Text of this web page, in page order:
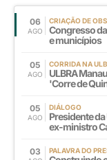
06
AGO
CRIAÇÃO DE
Congresso
e municípios
05
AGO
CORRIDA NA
ULBRA
'Corre de
05
AGO
DIÁLOGO
Presidente
ex-ministro
03 PALAVRA DO